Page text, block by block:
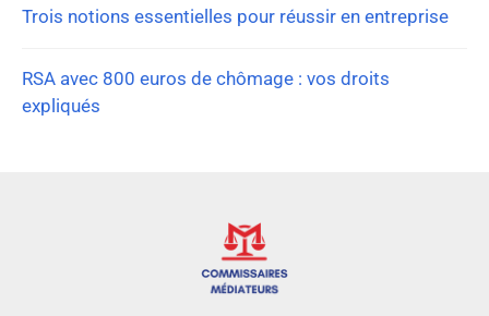
Trois notions essentielles pour réussir en entreprise
RSA avec 800 euros de chômage : vos droits
expliqués